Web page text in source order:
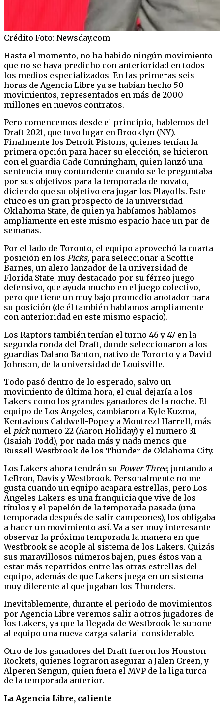
Crédito Foto: Newsday.com
Hasta el momento, no ha habido ningún movimiento
que no se haya predicho con anterioridad en todos
los medios especializados. En las primeras seis
horas de Agencia Libre ya se habían hecho 50
movimientos, representados en más de 2000
millones en nuevos contratos.
Pero comencemos desde el principio, hablemos del
Draft 2021, que tuvo lugar en Brooklyn (NY).
Finalmente los Detroit Pistons, quienes tenían la
primera opción para hacer su elección, se hicieron
con el guardia Cade Cunningham, quien lanzó una
sentencia muy contundente cuando se le preguntaba
por sus objetivos para la temporada de novato,
diciendo que su objetivo era jugar los Playoffs. Este
chico es un gran prospecto de la universidad
Oklahoma State, de quien ya habíamos hablamos
ampliamente en este mismo espacio hace un par de
semanas.
Por el lado de Toronto, el equipo aprovechó la cuarta
posición en los Picks, para seleccionar a Scottie
Barnes, un alero lanzador de la universidad de
Florida State, muy destacado por su férreo juego
defensivo, que ayuda mucho en el juego colectivo,
pero que tiene un muy bajo promedio anotador para
su posición (de él también hablamos ampliamente
con anterioridad en este mismo espacio).
Los Raptors también tenían el turno 46 y 47 en la
segunda ronda del Draft, donde seleccionaron a los
guardias Dalano Banton, nativo de Toronto y a David
Johnson, de la universidad de Louisville.
Todo pasó dentro de lo esperado, salvo un
movimiento de última hora, el cual dejaría a los
Lakers como los grandes ganadores de la noche. El
equipo de Los Angeles, cambiaron a Kyle Kuzma,
Kentavious Caldwell-Pope y a Montrezl Harrell, más
el picknumero 22 (Aaron Holiday) y el numero 31
(Isaiah Todd), por nada más y nada menos que
Russell Westbrook de los Thunder de Oklahoma City.
Los Lakers ahora tendrán su Power Three, juntando a
LeBron, Davis y Westbrook. Personalmente no me
gusta cuando un equipo acapara estrellas, pero Los
Ángeles Lakers es una franquicia que vive de los
títulos y el papelón de la temporada pasada (una
temporada después de salir campeones), los obligaba
a hacer un movimiento así. Va a ser muy interesante
observar la próxima temporada la manera en que
Westbrook se acople al sistema de los Lakers. Quizás
sus maravillosos números bajen, pues éstos van a
estar más repartidos entre las otras estrellas del
equipo, además de que Lakers juega en un sistema
muy diferente al que jugaban los Thunders.
Inevitablemente, durante el periodo de movimientos
por Agencia Libre veremos salir a otros jugadores de
los Lakers, ya que la llegada de Westbrook le supone
al equipo una nueva carga salarial considerable.
Otro de los ganadores del Draft fueron los Houston
Rockets, quienes lograron asegurar a Jalen Green, y
Alperen Sengun, quien fuera el MVP de la liga turca
de la temporada anterior.
La Agencia Libre, caliente